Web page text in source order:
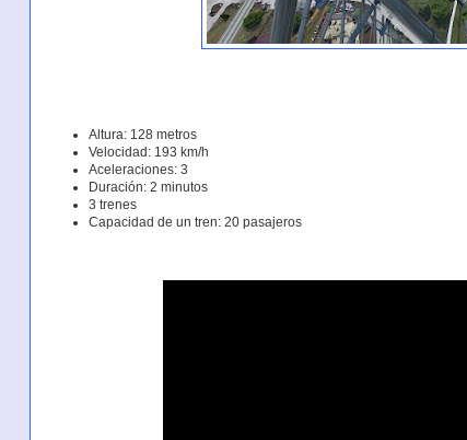
Altura: 128 metros
Velocidad: 193 km/h
Aceleraciones: 3
Duración: 2 minutos
3 trenes
Capacidad de un tren: 20 pasajeros